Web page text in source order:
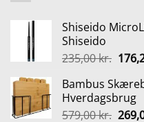
Shiseido
Shiseido
235,00kr. Den
pris
var:
Bambus
Hverdagsbrug
579,00kr. Den